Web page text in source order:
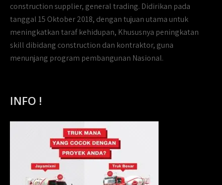
construction supplier, general trading. Didirikan pada
tanggal 15 Oktober 2018, dengan tujuan utama untuk
meningkatkan taraf kehidupan, Khususnya peningkatan
skill dibidang construction dan kontraktor, guna
menunjang program pembangunan Nasional.
INFO !